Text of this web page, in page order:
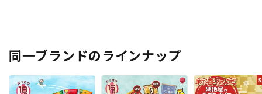
同一ブランドのラインナップ